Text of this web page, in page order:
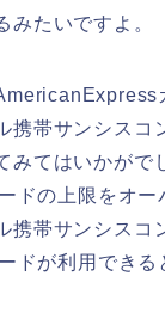
みたいですよ。
携帯サンシスコ
みてはいかがで
ドの上限をオー
携帯サンシスコ
ドが利用できる